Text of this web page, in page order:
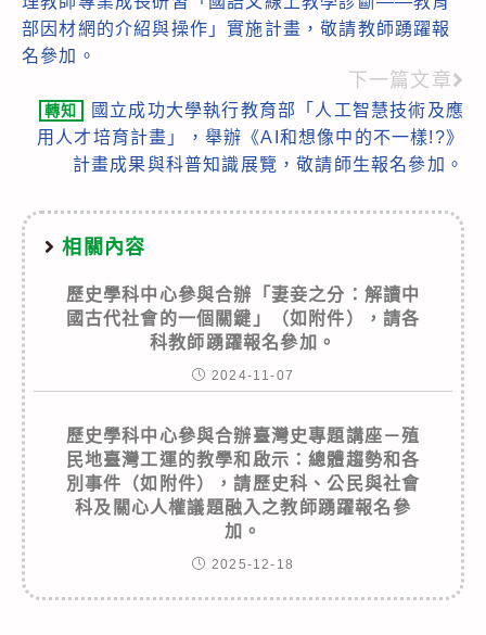
articles
部因材網的介紹與操作」實施計畫，敬請教師踴躍報
名參加。
下一篇文章
轉知
國立成功大學執行教育部「人工智慧技術及應
用人才培育計畫」，舉辦《AI和想像中的不一樣!?》
計畫成果與科普知識展覽，敬請師生報名參加。
相關內容
歷史學科中心參與合辦「妻妾之分：解讀中
國古代社會的一個關鍵」（如附件），請各
科教師踴躍報名參加。
2024-11-07
歷史學科中心參與合辦臺灣史專題講座－殖
民地臺灣工運的教學和啟示：總體趨勢和各
別事件（如附件），請歷史科、公民與社會
科及關心人權議題融入之教師踴躍報名參
加。
2025-12-18